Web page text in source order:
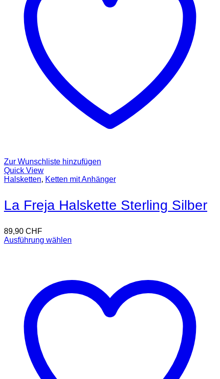
Zur Wunschliste hinzufügen
Quick View
Halsketten, Ketten mit Anhänger
La Freja Halskette Sterling Silber
89,90 CHF
Ausführung wählen